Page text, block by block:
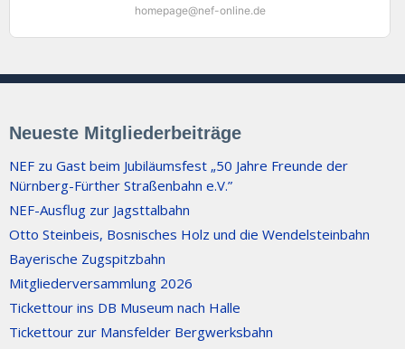
homepage@nef-online.de
Neueste Mitgliederbeiträge
NEF zu Gast beim Jubiläumsfest „50 Jahre Freunde der
Nürnberg-Fürther Straßenbahn e.V.”
NEF-Ausflug zur Jagsttalbahn
Otto Steinbeis, Bosnisches Holz und die Wendelsteinbahn
Bayerische Zugspitzbahn
Mitgliederversammlung 2026
Tickettour ins DB Museum nach Halle
Tickettour zur Mansfelder Bergwerksbahn